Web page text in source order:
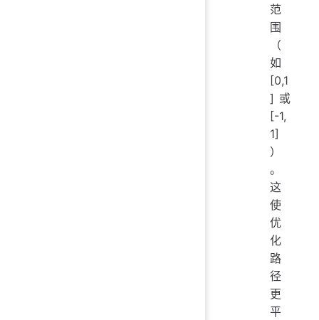
范
围
（
如
[0,1
]或
[-1,
1]
）
。
这
使
优
化
路
径
更
平